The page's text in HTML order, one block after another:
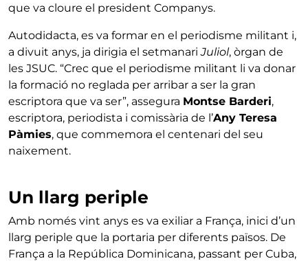
que va cloure el president Companys.
Autodidacta, es va formar en el periodisme militant i,
a divuit anys, ja dirigia el setmanariJuliol, òrgan de
les JSUC. “Crec que el periodisme militant li va donar
la formació no reglada per arribar a ser la gran
escriptora que va ser”, assegura Montse Barderi,
escriptora, periodista i comissària de l’Any Teresa
Pàmies, que commemora el centenari del seu
naixement.
Un llarg periple
Amb només vint anys es va exiliar a França, inici d’un
llarg periple que la portaria per diferents països. De
França a la República Dominicana, passant per Cuba,